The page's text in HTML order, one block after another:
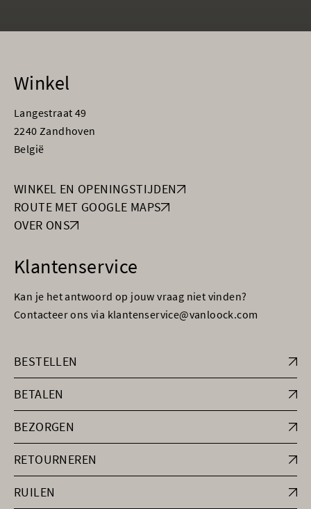
Winkel
Langestraat 49
2240 Zandhoven
België
WINKEL EN OPENINGSTIJDEN
ROUTE MET GOOGLE MAPS
OVER ONS
Klantenservice
Kan je het antwoord op jouw vraag niet vinden?
Contacteer ons via klantenservice@vanloock.com
BESTELLEN
BETALEN
BEZORGEN
RETOURNEREN
RUILEN